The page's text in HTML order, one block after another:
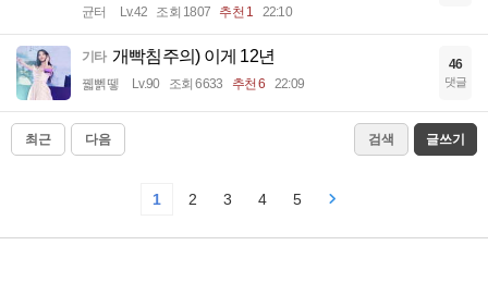
균터 Lv.42 조회 1807 추천 1 22:10
기타 개빡침주의) 이게 12년
꿻뻵뗗 Lv.90 조회 6633 추천 6 22:09
46
댓글
최근 다음 검색 글쓰기
1 2 3 4 5